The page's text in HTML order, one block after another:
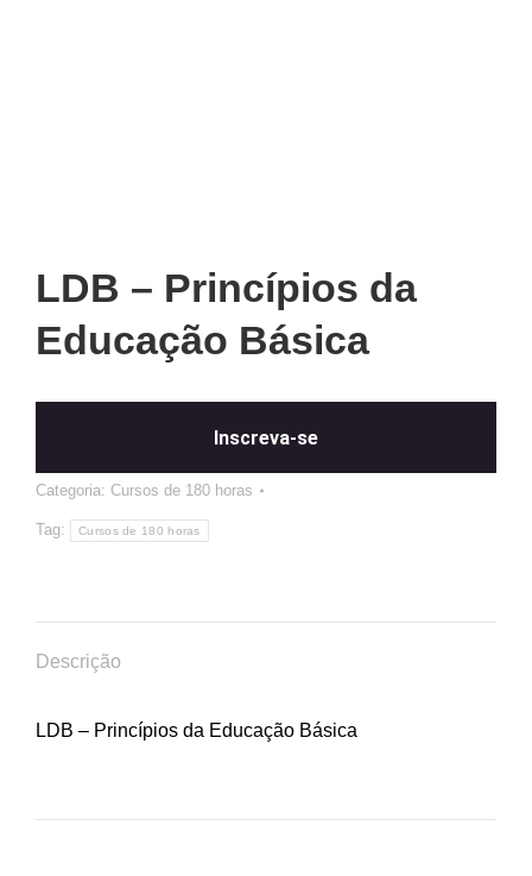
LDB – Princípios da
Educação Básica
Inscreva-se
Categoria: Cursos de 180 horas
Tag: Cursos de 180 horas
Descrição
LDB – Princípios da Educação Básica